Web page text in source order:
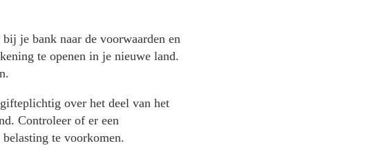
je bank naar de voorwaarden en
te openen in je nieuwe land.
over het deel van het
Controleer of er een
te voorkomen.